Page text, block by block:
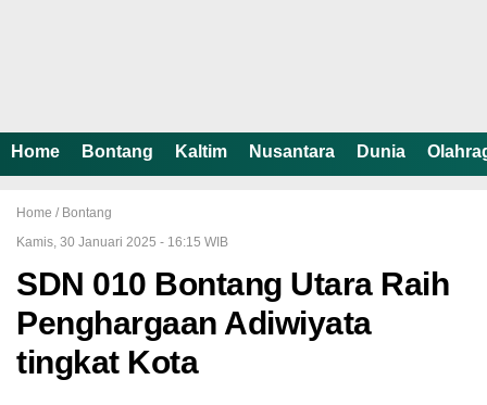
Home Bontang Kaltim Nusantara Dunia
Home / Bontang
Kamis, 30 Januari 2025 - 16:15 WIB
SDN 010 Bontang Utara Raih
Penghargaan Adiwiyata
tingkat Kota